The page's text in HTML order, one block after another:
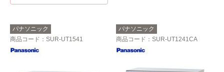
パナソニック
商品コード ：SUR-UT1541
パナソニック
商品コード ：SUR-UT1241CA